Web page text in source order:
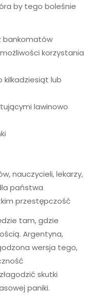
by tego boleśnie
bankomatów
korzystania
kilkadziesiąt lub
lawinowo
nauczycieli, lekarzy,
państwa
przestępczość
tam, gdzie
Argentyna,
wersja tego,
skutki
paniki.